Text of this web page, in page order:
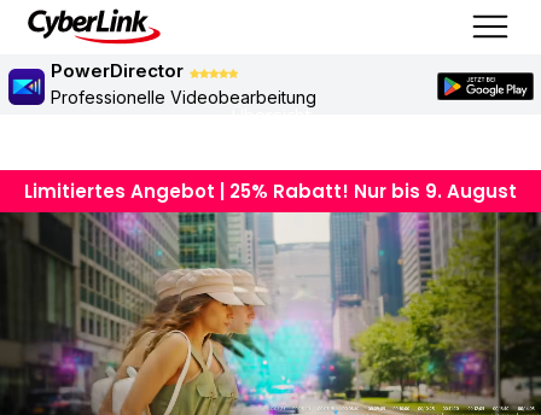
PowerDirector
Professionelle Videobearbeitung
Übersicht
Limitiertes Angebot | 25% Rabatt! Nur bis 9. August